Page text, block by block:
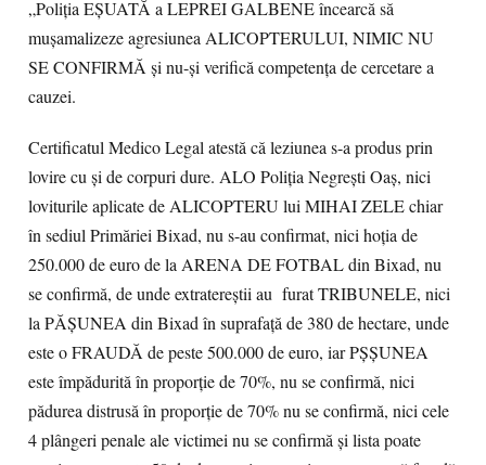
„Poliția EȘUATĂ a LEPREI GALBENE încearcă să
mușamalizeze agresiunea ALICOPTERULUI, NIMIC NU
SE CONFIRMĂ și nu-și verifică competența de cercetare a
cauzei.
Certificatul Medico Legal atestă că leziunea s-a produs prin
lovire cu și de corpuri dure. ALO Poliția Negrești Oaș, nici
loviturile aplicate de ALICOPTERU lui MIHAI ZELE chiar
în sediul Primăriei Bixad, nu s-au confirmat, nici hoția de
250.000 de euro de la ARENA DE FOTBAL din Bixad, nu
se confirmă, de unde extratereștii au furat TRIBUNELE, nici
la PĂȘUNEA din Bixad în suprafață de 380 de hectare, unde
este o FRAUDĂ de peste 500.000 de euro, iar PȘȘUNEA
este împădurită în proporție de 70%, nu se confirmă, nici
pădurea distrusă în proporție de 70% nu se confirmă, nici cele
4 plângeri penale ale victimei nu se confirmă și lista poate